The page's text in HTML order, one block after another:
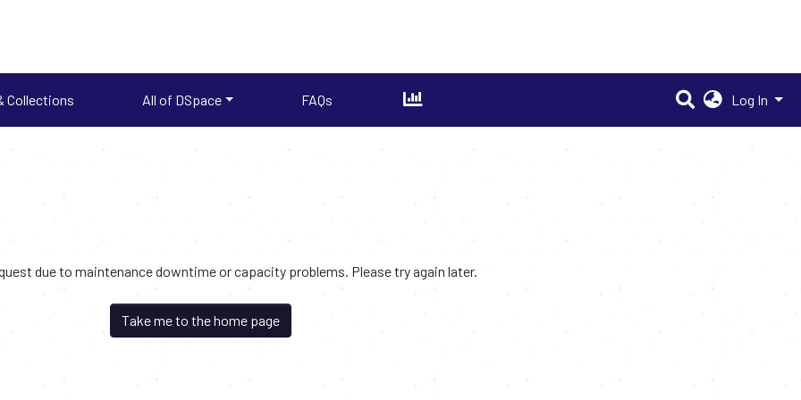
Collections All of DSpace FAQs Log In
due to maintenance downtime or capacity problems. Please try again later.
Take me to the home page